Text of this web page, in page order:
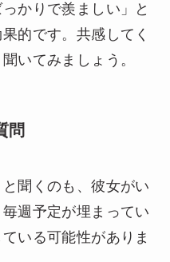
かりで羨ましい」と
的です。共感してく
いてみましょう。
問
聞くのも、彼女がい
週予定が埋まってい
いる可能性がありま